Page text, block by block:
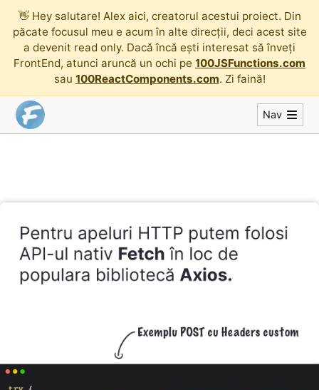
👋 Hey salutare! Alex aici, creatorul acestui proiect. Din
păcate focusul meu e acum în alte direcții, deci acest site
a devenit read only. Dacă încă ești interesat să înveți
FrontEnd, atunci aruncă un ochi pe 100JSFunctions.com
sau 100ReactComponents.com. Zi faină!
Nav